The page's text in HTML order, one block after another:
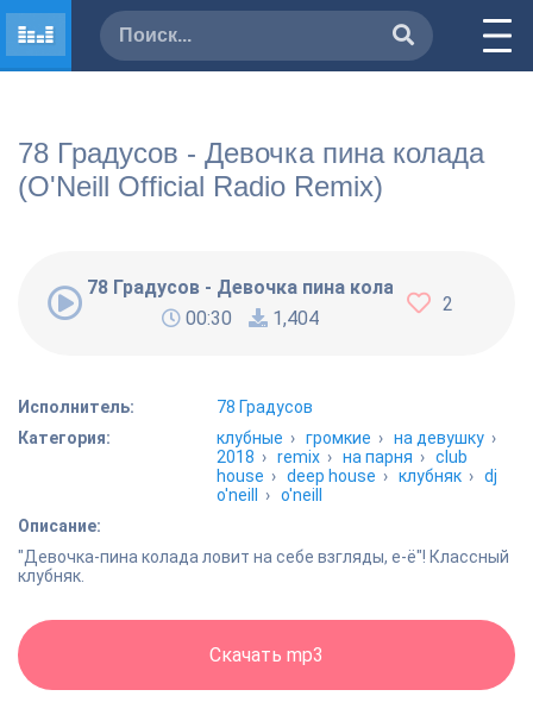
78 Градусов - Девочка пина колада
(O'Neill Official Radio Remix)
78 Градусов - Девочка пина колада (O'Neill
00:30
1,404
2
Исполнитель:
78 Градусов
Категория:
клубные ›громкие ›на девушку ›
2018 ›remix ›на парня ›club
house ›deep house ›клубняк ›dj
o'neill
›o'neill
Описание:
"Девочка-пина колада ловит на себе взгляды, е-ё"! Классный
клубняк.
Скачать mp3